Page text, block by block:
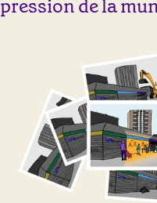
pression de la